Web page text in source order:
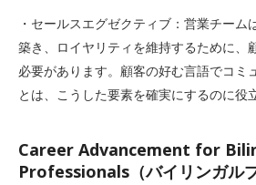
・セールスエグゼクティブ：営業チーム
築き、ロイヤリティを維持するために、
必要があります。顧客の好む言語でコミ
とは、こうした要素を確実にするのに役
Career Advancement for
Professionals（バイリンガル